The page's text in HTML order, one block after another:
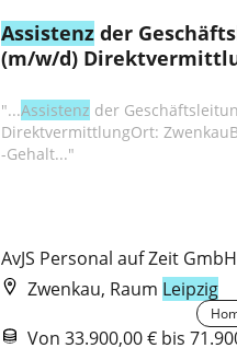
Assistenz der
(m/w/d)
"...Assistenz der
DirektvermittlungOrt:
-Gehalt..."
AvJS Personal auf Zeit GmbH
Zwenkau, Raum Leipzig
Von 33.900,00 € bis